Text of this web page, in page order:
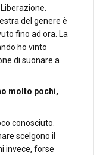
del genere è
fino ad ora. La
ho vinto
di suonare a
molto pochi,
conosciuto.
scelgono il
invece, forse